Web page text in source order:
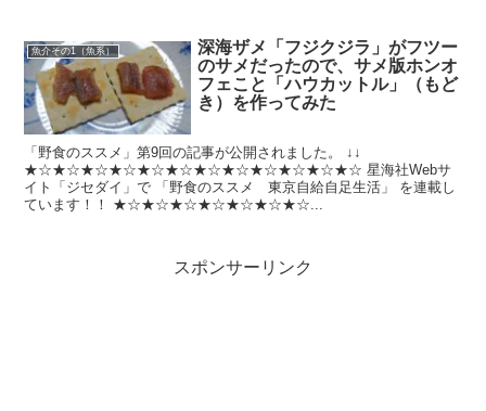
魚介その1（魚系）
深海ザメ「フジクジラ」がフツー
のサメだったので、サメ版ホンオ
フェこと「ハウカットル」（もど
き）を作ってみた
「野食のススメ」第9回の記事が公開されました。 ↓↓
★☆★☆★☆★☆★☆★☆★☆★☆★☆★☆★☆★☆ 星海社Webサ
イト「ジセダイ」で 「野食のススメ 東京自給自足生活」 を連載し
ています！！ ★☆★☆★☆★☆★☆★☆★☆...
スポンサーリンク